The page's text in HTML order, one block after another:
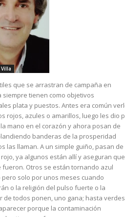
que se arrastran de campaña en
siempre tienen como objetivos
plata y puestos. Antes era común
rojos, azules o amarillos, luego les dio
mano en el corazón y ahora posan de
banderas de la prosperidad
las llaman. A un simple guiño, pasan de
ya algunos están allí y aseguran que
fueron. Otros se están tornando azul
solo por unos meses cuando
o la religión del pulso fuerte o la
de todos ponen, uno gana; hasta verdes
porque la contaminación